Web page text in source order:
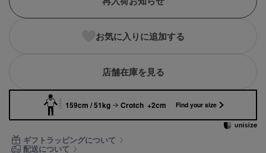
バンドリヤー
Calvin Klein
お気に入りに追加する
店舗在庫を見る
159cm / 51kg Crotch +2cm Find your size
ギフトラッピングについて
配送について